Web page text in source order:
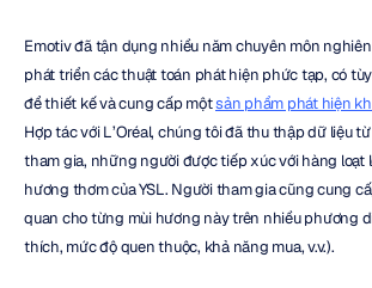
Emotiv đã tận dụng nhiều năm chuyên môn
phát triển các thuật toán phát hiện phức tạp, có
để thiết kế và cung cấp một sản phẩm phát hiện
Hợp tác với L’Oréal, chúng tôi đã thu thập dữ liệu
tham gia, những người được tiếp xúc với hàng loạt
hương thơm của YSL. Người tham gia cũng cung
quan cho từng mùi hương này trên nhiều phương
thích, mức độ quen thuộc, khả năng mua, v.v.).